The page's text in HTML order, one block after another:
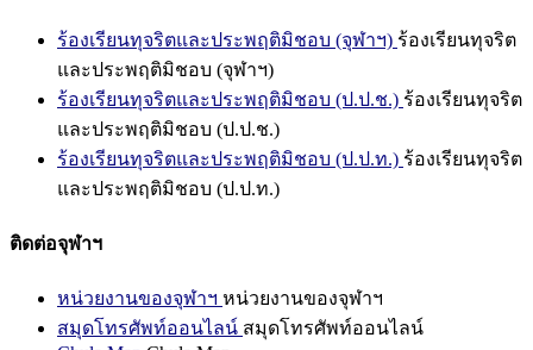
ร้องเรียนทุจริตและประพฤติมิชอบ (จุฬาฯ) ร้องเรียนทุจริต
และประพฤติมิชอบ (จุฬาฯ)
ร้องเรียนทุจริตและประพฤติมิชอบ (ป.ป.ช.) ร้องเรียนทุจริต
และประพฤติมิชอบ (ป.ป.ช.)
ร้องเรียนทุจริตและประพฤติมิชอบ (ป.ป.ท.) ร้องเรียนทุจริต
และประพฤติมิชอบ (ป.ป.ท.)
ติดต่อจุฬาฯ
หน่วยงานของจุฬาฯ หน่วยงานของจุฬาฯ
สมุดโทรศัพท์ออนไลน์ สมุดโทรศัพท์ออนไลน์